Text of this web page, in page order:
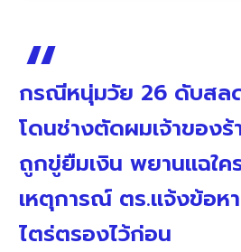
กรณีหนุ่มวัย 26 ดับสล
โดนช่างตัดผมเจ้าของร้
ถูกขู่ยืมเงิน พยานแฉใค
เหตุการณ์ ตร.แจ้งข้อห
ไตร่ตรองไว้ก่อน